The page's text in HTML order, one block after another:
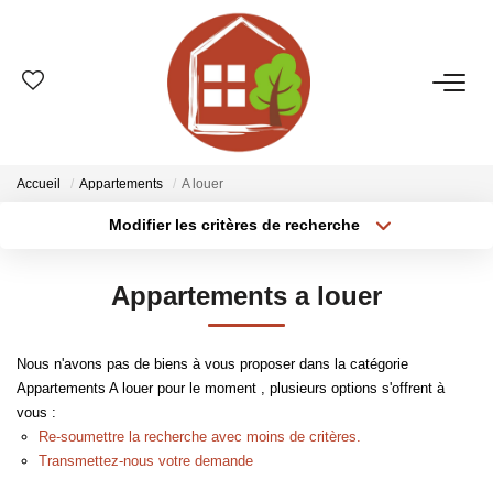
VENTES
ESTIMATION
GESTION
LE GROUPE
Qui Sommes-Nous ?
Nos Agences
Accueil Appartements A louer
Modifier les critères de recherche
Sélectionnez...
Type de bien
Budget max Plus de critères
Appartements a louer
Nous n'avons pas de biens à vous proposer dans la catégorie
Appartements A louer pour le moment , plusieurs options s'offrent à
vous :
Re-soumettre la recherche avec moins de critères.
Transmettez-nous votre demande